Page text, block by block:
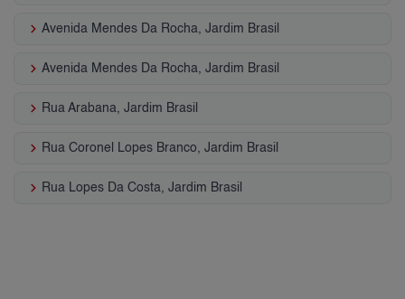
keyboard_arrow_right Avenida Mendes Da Rocha, Jardim Brasil
keyboard_arrow_right Avenida Mendes Da Rocha, Jardim Brasil
keyboard_arrow_right Rua Arabana, Jardim Brasil
keyboard_arrow_right Rua Coronel Lopes Branco, Jardim Brasil
keyboard_arrow_right Rua Lopes Da Costa, Jardim Brasil